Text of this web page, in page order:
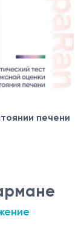
печени